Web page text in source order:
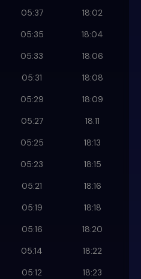
05:37
18:02
05:35
18:04
05:33
18:06
05:31
18:08
05:29
18:09
05:27
18:11
05:25
18:13
05:23
18:15
05:21
18:16
05:19
18:18
05:16
18:20
05:14
18:22
05:12
18:23